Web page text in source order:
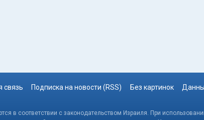
связь Подписка на новости (RSS) Без картинок
в соответствии с законодательством Израиля. При